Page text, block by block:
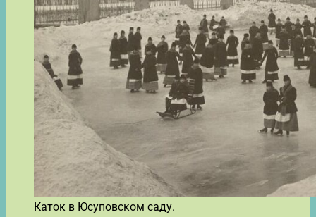
Каток в Юсуповском саду.